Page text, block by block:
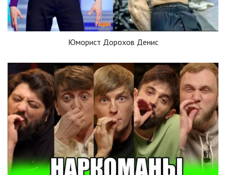
Юморист Дорохов Денис